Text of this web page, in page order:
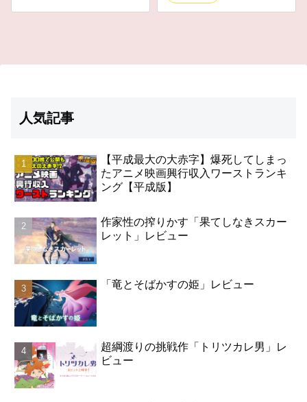
人気記事
【平成最大の大赤字】爆死してしまっ
たアニメ映画興行収入ワーストランキ
ング【平成版】
作家性の搾りかす「果てしなきスカー
レット」レビュー
「竜とそばかすの姫」レビュー
超綱渡りの挑戦作「トリツカレ男」レ
ビュー